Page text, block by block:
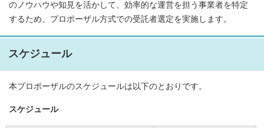
のノウハウや知見を活かして、効率的な運営を担う事業者を特定
するため、プロポーザル方式での受託者選定を実施します。
スケジュール
本プロポーザルのスケジュールは以下のとおりです。
スケジュール